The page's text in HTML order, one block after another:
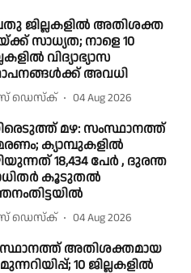
ജില്ലകളില്‍ അതിശക്ത
സാധ്യത; നാളെ 10
വിദ്യാഭ്യാസ
അവധി
ഡെസ്ക് 04 Aug 2026
മഴ: സംസ്ഥാനത്ത്
ക്യാമ്പുകളില്‍
18,434 പേര്‍ , ദുരന്ത
കൂടുതൽ
ഡെസ്ക് 04 Aug 2026
അതിശക്തമായ
10 ജില്ലകളിൽ